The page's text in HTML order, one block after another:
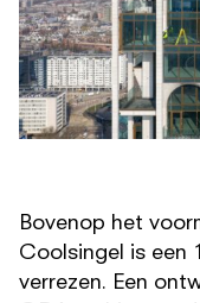
Bovenop het
Coolsingel is een
verrezen. Een